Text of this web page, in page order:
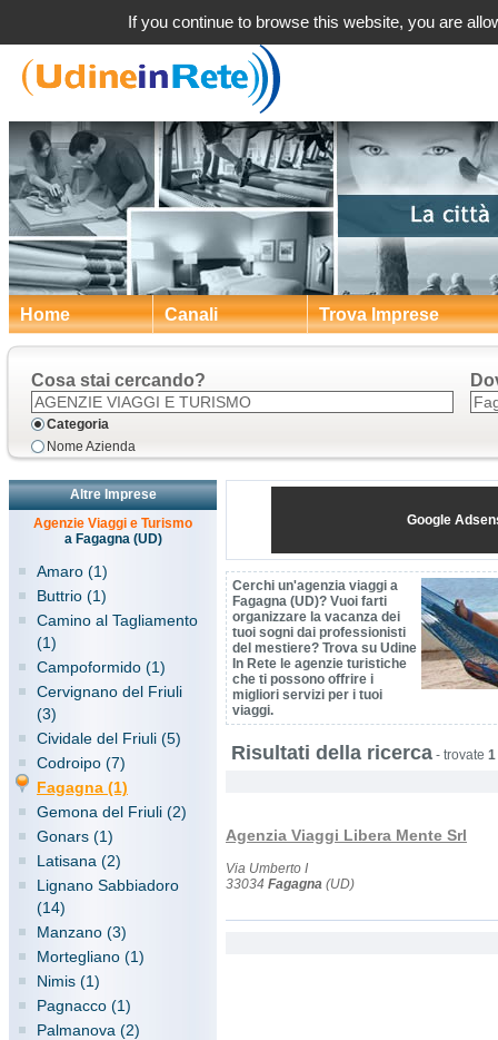
Home Canali Trova Imprese
Cosa stai cercando?
Categoria
Nome Azienda
Altre Imprese
Agenzie Viaggi e Turismo
a Fagagna (UD)
Amaro (1)
Buttrio (1)
Camino al Tagliamento
(1)
Campoformido (1)
Cervignano del Friuli
(3)
Cividale del Friuli (5)
Codroipo (7)
Fagagna (1)
Gemona del Friuli (2)
Gonars (1)
Latisana (2)
Lignano Sabbiadoro
(14)
Manzano (3)
Mortegliano (1)
Nimis (1)
Pagnacco (1)
Palmanova (2)
Google
Cerchi un'agenzia viaggi a
Fagagna (UD)? Vuoi farti
organizzare la vacanza dei
tuoi sogni dai professionisti
del mestiere? Trova su Udine
In Rete le agenzie turistiche
che ti possono offrire i
migliori servizi per i tuoi
viaggi.
Risultati della ricerca - trovate 1
Agenzia Viaggi Libera Mente Srl
Via Umberto I
33034 Fagagna (UD)
If you continue to browse this website, you are